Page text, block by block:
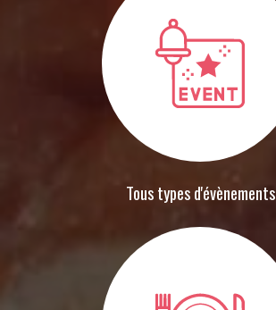
Tous types d'évènements